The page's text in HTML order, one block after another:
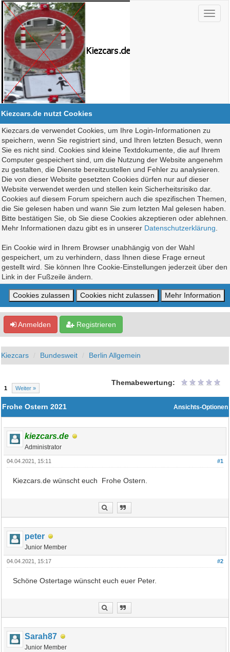
Kiezcars.de nutzt Cookies
Kiezcars.de verwendet Cookies, um Ihre Login-Informationen zu
speichern, wenn Sie registriert sind, und Ihren letzten Besuch, wenn
Sie es nicht sind. Cookies sind kleine Textdokumente, die auf Ihrem
Computer gespeichert sind, um die Nutzung der Website angenehm
zu gestalten, die Dienste bereitzustellen und Fehler zu analysieren.
Die von dieser Website gesetzten Cookies dürfen nur auf dieser
Website verwendet werden und stellen kein Sicherheitsrisiko dar.
Cookies auf diesem Forum speichern auch die spezifischen Themen,
die Sie gelesen haben und wann Sie zum letzten Mal gelesen haben.
Bitte bestätigen Sie, ob Sie diese Cookies akzeptieren oder ablehnen.
Mehr Informationen dazu gibt es in unserer Datenschutzerklärung
Ein Cookie wird in Ihrem Browser unabhängig von der Wahl
gespeichert, um zu verhindern, dass Ihnen diese Frage erneut
gestellt wird. Sie können Ihre Cookie-Einstellungen jederzeit über den
Link in der Fußzeile ändern.
Anmelden Registrieren
Kiezcars Bundesweit Berlin Allgemein
1 Weiter »
Themabewertung:
Ansichts-Optionen
Frohe Ostern 2021
kiezcars.de
Administrator
#1
04.04.2021, 15:11
Kiezcars.de wünscht euch Frohe Ostern.
peter
Junior Member
#2
04.04.2021, 15:17
Schöne Ostertage wünscht euch euer Peter.
Sarah87
Junior Member